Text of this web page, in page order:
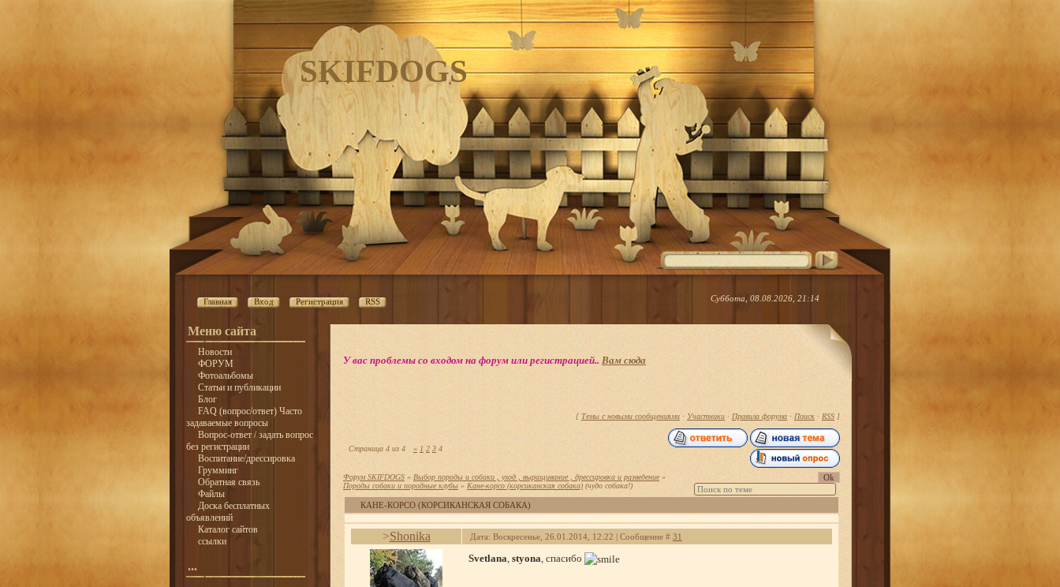
SKIFDOGS
Главная Вход Регистрация RSS Суббота, 08.08.2026, 21:14
Меню сайта
Новости
ФОРУМ
Фотоальбомы
Статьи и публикации
Блог
FAQ (вопрос/ответ) Часто
задаваемые вопросы
Вопрос-ответ / задать вопрос
без регистрации
Воспитание/дрессировка
Грумминг
Обратная связь
Файлы
Доска бесплатных
объявлений
Каталог сайтов
ссылки
...
У вас проблемы со входом на форум или регистрацией.. Вам сюда
[ Темы с новыми сообщениями · Участники · Правила форума · Поиск · RSS ]
Страница 4 из 4 « 1 2 3 4
Форум SKIFDOGS » Выбор породы и собаки , уход , выращивание , дрессировка и разведение »
Породы собаки и породные клубы » Кане-корсо (корсиканская собака) (чудо собака!)
КАНЕ-КОРСО (КОРСИКАНСКАЯ СОБАКА)
>Shonika Дата: Воскресенье, 26.01.2014, 12:22 | Сообщение # 31
Svetlana, styona, спасибо